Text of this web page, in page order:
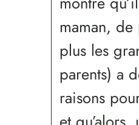
maman, de
plus les
parents) a
raisons